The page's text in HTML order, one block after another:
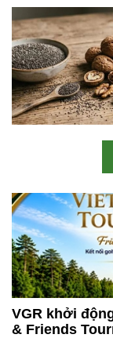
VGR khởi
& Friends